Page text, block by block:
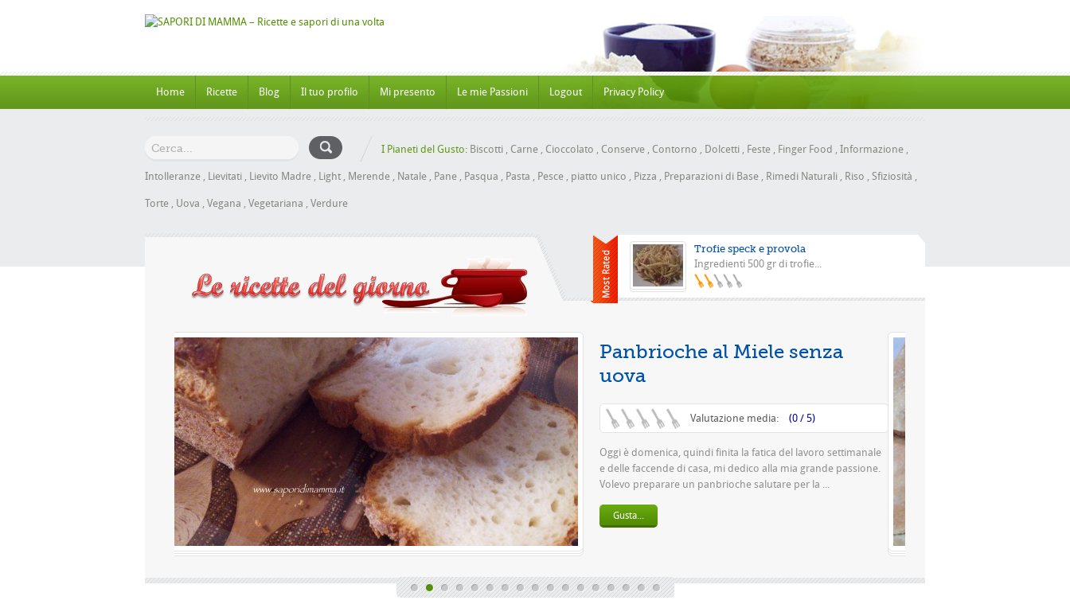
Home Ricette Blog Il tuo profilo Mi presento Le mie Passioni Logout Privacy Policy
I Pianeti del Gusto: Biscotti , Carne , Cioccolato , Conserve , Contorno , Dolcetti , Feste , Finger Food , Informazione ,
Intolleranze , Lievitati , Lievito Madre , Light , Merende , Natale , Pane , Pasqua , Pasta , Pesce , piatto unico , Pizza , Preparazioni di Base , Rimedi Naturali , Riso , Sfiziosità ,
Torte , Uova , Vegana , Vegetariana , Verdure
Trofie speck e provola
Ingredienti 500 gr di trofie...
Panbrioche al Miele senza
Valutazione media: (0 / 5)
Oggi è domenica, quindi finita la fatica del lavoro settimanale
e delle faccende di casa, mi dedico alla mia grande passione.
Volevo preparare un panbrioche salutare per la ...
Pizza con la scarola
Questa è una pizza famosissima a Napoli Ingredienti Per la
pasta 500 g di farina rimacinata a pietra 0 10 g di lievito di
Gusta...